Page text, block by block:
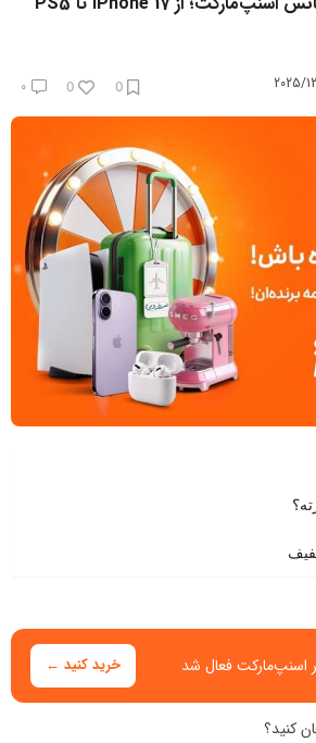
2025/
0
0 ۰
اسنپ‌مارکت فعال شد خرید کنید ←
کنید؟